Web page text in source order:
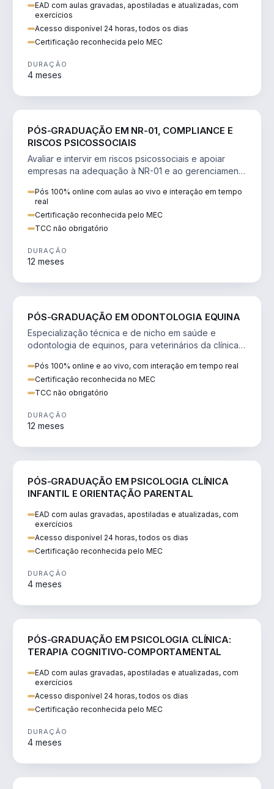
EAD com aulas gravadas, apostiladas e atualizadas, com
exercícios
Acesso disponível 24 horas, todos os dias
Certificação reconhecida pelo MEC
DURAÇÃO
4 meses
PÓS-GRADUAÇÃO EM NR-01, COMPLIANCE E
RISCOS PSICOSSOCIAIS
Avaliar e intervir em riscos psicossociais e apoiar
empresas na adequação à NR-01 e ao gerenciamento
Pós 100% online com aulas ao vivo e interação em tempo
real
Certificação reconhecida pelo MEC
TCC não obrigatório
DURAÇÃO
12 meses
PÓS-GRADUAÇÃO EM ODONTOLOGIA EQUINA
Especialização técnica e de nicho em saúde e
odontologia de equinos, para veterinários da clínica
Pós 100% online e ao vivo, com interação em tempo real
Certificação reconhecida no MEC
TCC não obrigatório
DURAÇÃO
12 meses
PÓS-GRADUAÇÃO EM PSICOLOGIA CLÍNICA
INFANTIL E ORIENTAÇÃO PARENTAL
EAD com aulas gravadas, apostiladas e atualizadas, com
exercícios
Acesso disponível 24 horas, todos os dias
Certificação reconhecida pelo MEC
DURAÇÃO
4 meses
PÓS-GRADUAÇÃO EM PSICOLOGIA CLÍNICA:
TERAPIA COGNITIVO-COMPORTAMENTAL
EAD com aulas gravadas, apostiladas e atualizadas, com
exercícios
Acesso disponível 24 horas, todos os dias
Certificação reconhecida pelo MEC
DURAÇÃO
4 meses